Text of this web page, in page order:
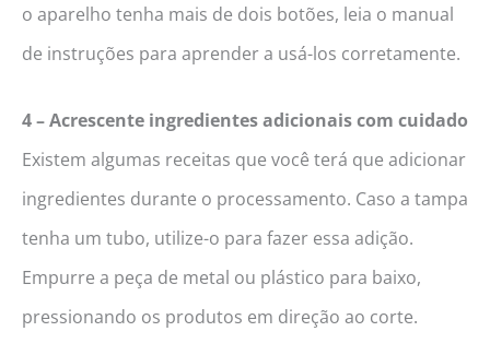
o aparelho tenha mais de dois botões, leia o manual
de instruções para aprender a usá-los corretamente.
4 – Acrescente ingredientes adicionais com cuidado
Existem algumas receitas que você terá que adicionar
ingredientes durante o processamento. Caso a tampa
tenha um tubo, utilize-o para fazer essa adição.
Empurre a peça de metal ou plástico para baixo,
pressionando os produtos em direção ao corte.